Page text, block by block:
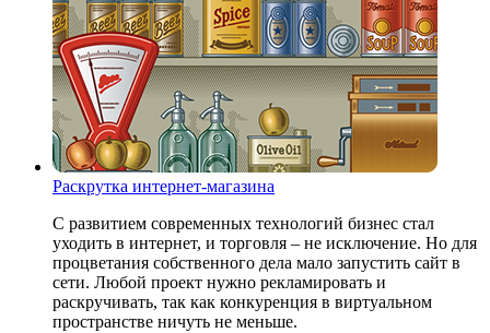
Раскрутка интернет-магазина
С развитием современных технологий бизнес стал
уходить в интернет, и торговля – не исключение. Но для
процветания собственного дела мало запустить сайт в
сети. Любой проект нужно рекламировать и
раскручивать, так как конкуренция в виртуальном
пространстве ничуть не меньше.